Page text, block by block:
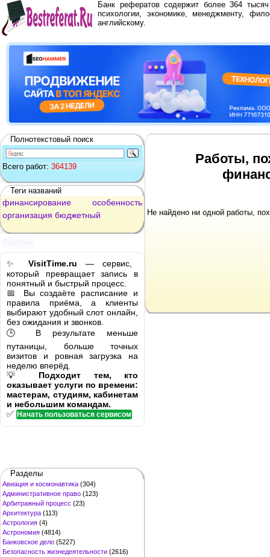
Банк рефератов содержит более 364
психологии, экономике, менеджменту,
английскому.
Полнотекстовый поиск
Всего работ: 364139
Теги названий
финансирование
особенность
организация бюджетный
✨ VisitTime.ru — сервис,
который превращает запись в
понятный и быстрый процесс.
📅 Вы создаёте расписание и
правила приёма, а клиенты
выбирают удобный слот онлайн,
без ожидания и звонков.
🕒 В результате меньше
путаницы, больше точных
визитов и ровная загрузка на
неделю вперёд.
💡 Подходит тем, кто
оказывает услуги по времени:
мастерам, студиям, кабинетам
и небольшим командам.
✅ Начать пользоваться сервисом
Разделы
Авиация и космонавтика (304)
Административное право (123)
Арбитражный процесс (23)
Архитектура (113)
Астрология (4)
Астрономия (4814)
Банковское дело (5227)
Безопасность жизнедеятельности (2616)
Работы,
Не найдено ни одной работы,